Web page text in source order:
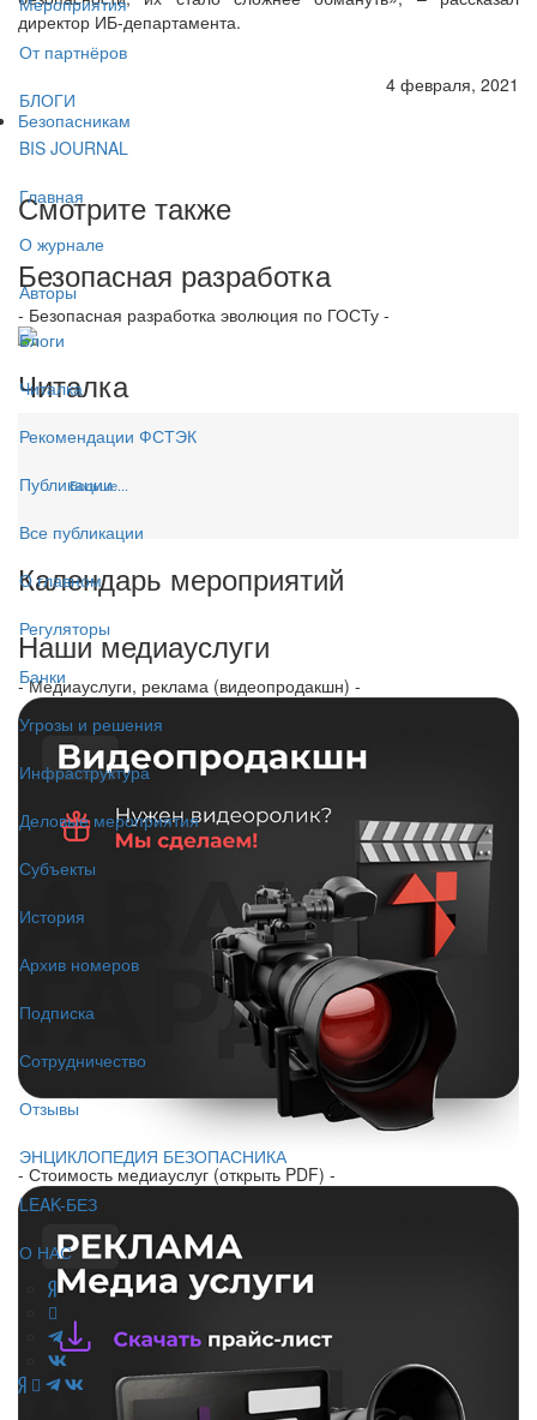
От партнёров
БЛОГИ
BIS JOURNAL
Главная
О журнале
Авторы
Блоги
Читалка
Рекомендации ФСТЭК
Публикации
Все публикации
О главном
Регуляторы
Банки
Угрозы и решения
Инфраструктура
Деловые мероприятия
Субъекты
История
Архив номеров
Подписка
Сотрудничество
Отзывы
ЭНЦИКЛОПЕДИЯ БЕЗОПАСНИКА
LEAK-БЕЗ
О НАС
директор ИБ-департамента.
4 февраля, 2021
Безопасникам
Смотрите также
Безопасная разработка
- Безопасная разработка эволюция по ГОСТу -
Читалка
Больше...
Календарь мероприятий
Наши медиауслуги
- Медиауслуги, реклама (видеопродакшн) -
- Стоимость медиауслуг (открыть PDF) -